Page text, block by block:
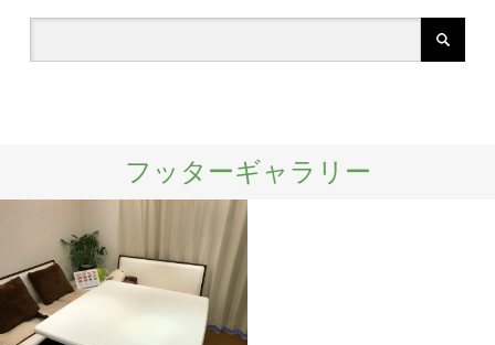
フッターギャラリー